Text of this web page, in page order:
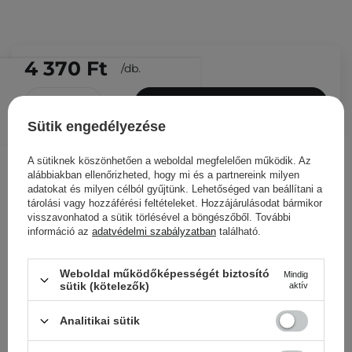
4 370 Ft /db.
Más ügyfeleink ezeket is
nézegették
Sütik engedélyezése
A sütiknek köszönhetően a weboldal megfelelően működik. Az
alábbiakban ellenőrizheted, hogy mi és a partnereink milyen
adatokat és milyen célból gyűjtünk. Lehetőséged van beállítani a
tárolási vagy hozzáférési feltételeket. Hozzájárulásodat bármikor
visszavonhatod a sütik törlésével a böngészőből. További
információ az adatvédelmi szabályzatban található.
Weboldal működőképességét biztosító
sütik (kötelezők)
Mindig
aktív
Analitikai sütik